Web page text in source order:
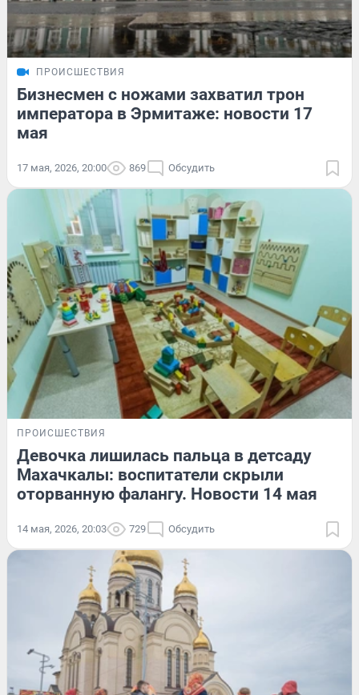
ПРОИСШЕСТВИЯ
Бизнесмен с ножами захватил трон
императора в Эрмитаже: новости 17
мая
17 мая, 2026, 20:00 869 Обсудить
ПРОИСШЕСТВИЯ
Девочка лишилась пальца в детсаду
Махачкалы: воспитатели скрыли
оторванную фалангу. Новости 14 мая
14 мая, 2026, 20:03 729 Обсудить